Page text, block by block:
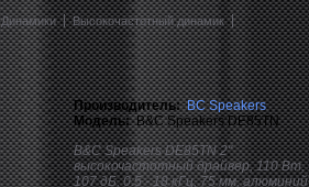
Динамики
Высокочастотный динамик
Производитель: BC Speakers
Модель:B&C Speakers DE85TN
B&C Speakers DE85TN 2"
высокочастотный драйвер, 110 Вт,
107 дБ, 0.5 - 18 кГц, 75 мм, алюминий